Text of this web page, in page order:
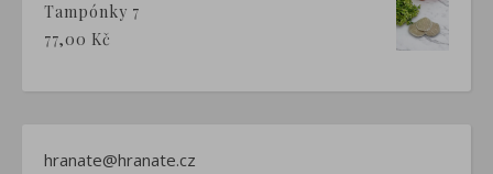
Tampónky 7
77,00 Kč
hranate@hranate.cz